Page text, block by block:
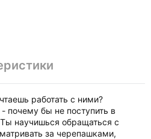
работать с ними?
почему бы не поступить в
научишься обращаться с
за черепашками,